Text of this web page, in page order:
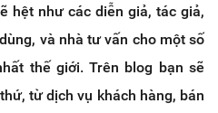
hệt như các diễn giả, tác giả,
và nhà tư vấn cho một số
thế giới.Trên blog bạn sẽ
từ dịch vụ khách hàng, bán